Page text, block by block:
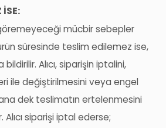
İSE:
mücbir sebepler
süresinde teslim edilemez ise,
bildirilir. Alıcı, siparişin iptalini,
ile değiştirilmesini veya engel
dek teslimatın ertelenmesini
siparişi iptal ederse;